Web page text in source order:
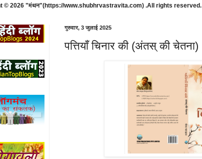
© 2026 "मंथन"(https://www.shubhrvastravita.com) .All rights reserved.
गुरुवार, 3 जुलाई 2025
पत्तियाँ चिनार की (अंतस् की चेतना)